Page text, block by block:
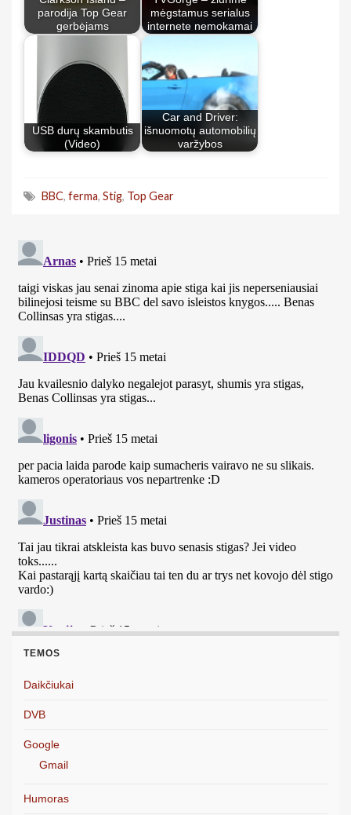
parodija Top Gear
gerbėjams
mėgstamus serialus
internete nemokamai
USB durų skambutis
(Video)
Car and Driver:
išnuomotų automobilių
varžybos
BBC, ferma, Stig, Top Gear
TEMOS
Daikčiukai
DVB
Google
Gmail
Humoras